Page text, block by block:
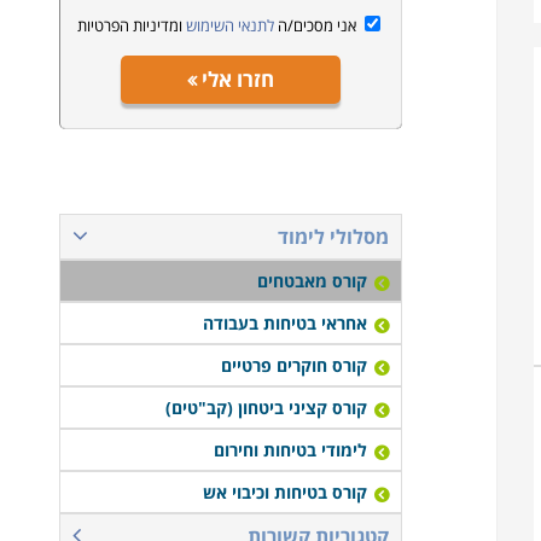
אני מסכים/הלתנאי השימוש ומדיניות הפרטיות
חזרו אלי
מסלולי לימוד
קורס מאבטחים
אחראי בטיחות בעבודה
קורס חוקרים פרטיים
קורס קציני ביטחון (קב"טים)
לימודי בטיחות וחירום
קורס בטיחות וכיבוי אש